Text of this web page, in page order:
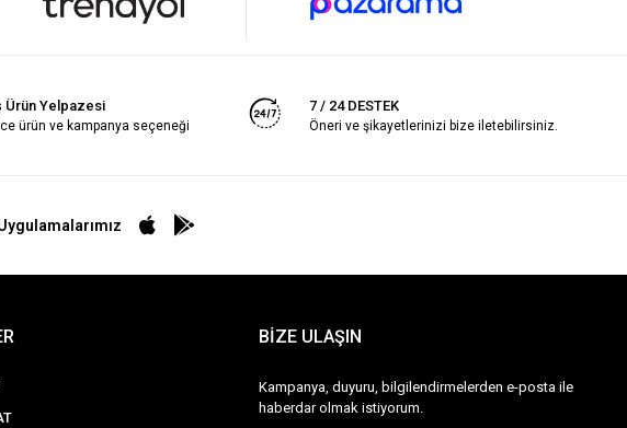
Ürün Yelpazesi
ürün ve kampanya seçeneği
7 / 24 DESTEK
Öneri ve şikayetlerinizi bize iletebilirsiniz.
BİZE ULAŞIN
Kampanya, duyuru, bilgilendirmelerden e-posta ile
haberdar olmak istiyorum.